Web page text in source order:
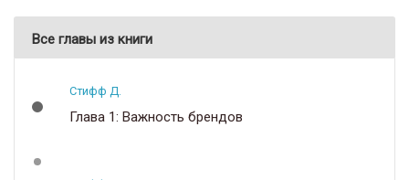
Все главы из книги
Стифф Д.
Глава 1: Важность брендов